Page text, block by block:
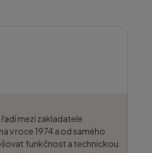
mezi zakladatele
v roce 1974 a od samého
funkčnost a technickou